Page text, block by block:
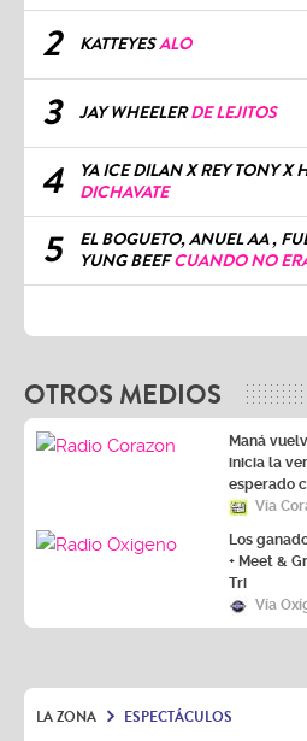
2 KATTEYESALO
3 JAY WHEELERDE LEJITOS
4
YA ICE DILAN X REY TONY X
DICHAVATE
5
EL BOGUETO, ANUEL AA ,
YUNG BEEFCUANDO NO
OTROS MEDIOS
Maná
inicia la
esperado
Vía
Los
+ Meet &
Tri
Vía
LA ZONA ESPECTÁCULOS